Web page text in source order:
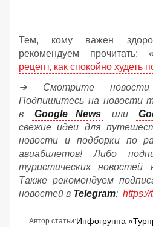
Тем, кому важен
рекомендуем прочитать: «
рецепт, как спокойно худеть
➔ Смотрите
Подпишитесь на новости
в
Google News или
свежие идеи для
новости и подборки по
авиабилетов! Либо
туристических новостей
Также рекомендуем
новостей в Telegram:
Автор статьи:Инфогруппа